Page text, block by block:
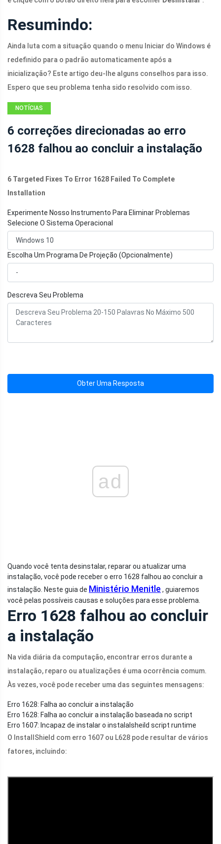
Resumindo:
Ainda luta com a situação quando o menu Iniciar do Windows é
redefinido para o padrão automaticamente após a
inicialização? Este artigo deu-lhe alguns conselhos para isso.
Espero que seu problema tenha sido resolvido com isso.
NOTÍCIAS
6 correções direcionadas ao erro
1628 falhou ao concluir a instalação
6 Targeted Fixes To Error 1628 Failed To Complete
Installation
Experimente Nosso Instrumento Para Eliminar Problemas
Selecione O Sistema Operacional
Escolha Um Programa De Projeção (Opcionalmente)
Descreva Seu Problema
Obter Uma Resposta
ad
Quando você tenta desinstalar, reparar ou atualizar uma
instalação, você pode receber o erro 1628 falhou ao concluir a
instalação. Neste guia de Ministério Menitle, guiaremos
você pelas possíveis causas e soluções para esse problema.
Erro 1628 falhou ao concluir
a instalação
Na vida diária da computação, encontrar erros durante a
instalação, reparo ou atualizações é uma ocorrência comum.
Às vezes, você pode receber uma das seguintes mensagens:
Erro 1628: Falha ao concluir a instalação
Erro 1628: Falha ao concluir a instalação baseada no script
Erro 1607: Incapaz de instalar o instalalsheild script runtime
O InstallShield com erro 1607 ou L628 pode resultar de vários
fatores, incluindo: